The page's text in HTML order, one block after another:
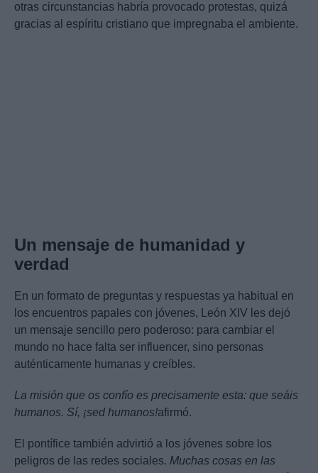
otras circunstancias habría provocado protestas, quizá
gracias al espíritu cristiano que impregnaba el ambiente.
Un mensaje de humanidad y
verdad
En un formato de preguntas y respuestas ya habitual en
los encuentros papales con jóvenes, León XIV les dejó
un mensaje sencillo pero poderoso: para cambiar el
mundo no hace falta ser influencer, sino personas
auténticamente humanas y creíbles.
La misión que os confío es precisamente esta: que seáis
humanos. Sí, ¡sed humanos!afirmó.
El pontífice también advirtió a los jóvenes sobre los
peligros de las redes sociales. Muchas cosas en las